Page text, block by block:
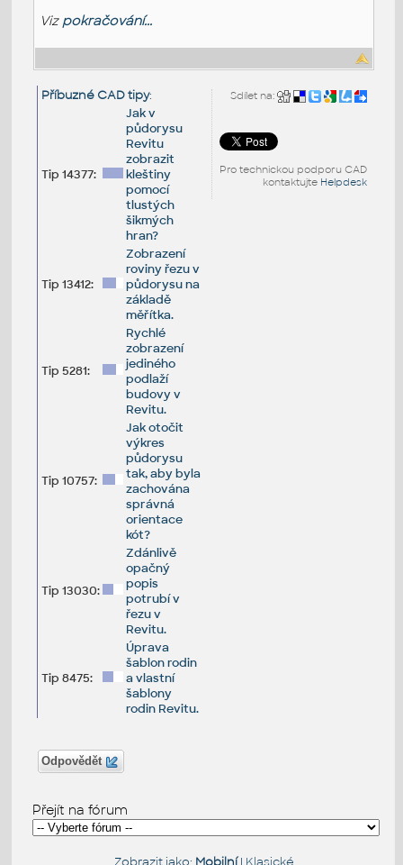
Viz pokračování...
Sdílet na:
Pro technickou podporu CAD
kontaktujte Helpdesk
Příbuzné CAD tipy:
Tip 14377:
Jak v
půdorysu
Revitu
zobrazit
kleštiny
pomocí
tlustých
šikmých
hran?
Tip 13412:
Zobrazení
roviny řezu v
půdorysu na
základě
měřítka.
Tip 5281:
Rychlé
zobrazení
jediného
podlaží
budovy v
Revitu.
Tip 10757:
Jak otočit
výkres
půdorysu
tak, aby byla
zachována
správná
orientace
kót?
Tip 13030:
Zdánlivě
opačný
popis
potrubí v
řezu v
Revitu.
Tip 8475:
Úprava
šablon rodin
a vlastní
šablony
rodin Revitu.
Odpovědět
Přejít na fórum